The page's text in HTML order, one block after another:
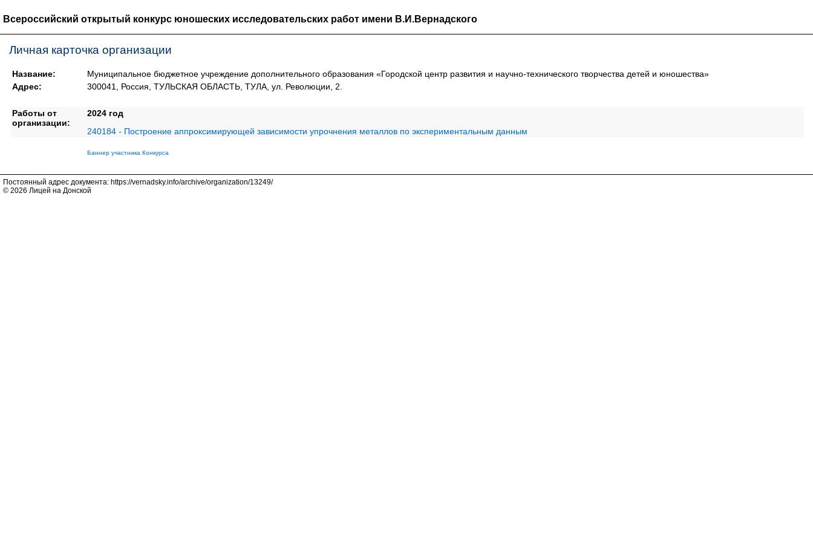
Всероссийский открытый конкурс юношеских исследовательских работ имени В.И.Вернадского
Личная карточка организации
Название:
Муниципальное бюджетное учреждение дополнительного образования «Городской центр развития и научно-технического творчества детей и юношества»
Адрес:
300041, Россия, ТУЛЬСКАЯ ОБЛАСТЬ, ТУЛА, ул. Революции, 2.
Работы от
организации:
2024 год
240184 - Построение аппроксимирующей зависимости упрочнения металлов по экспериментальным данным
Баннер участника Конкурса
Постоянный адрес документа: https://vernadsky.info/archive/organization/13249/
© 2026 Лицей на Донской